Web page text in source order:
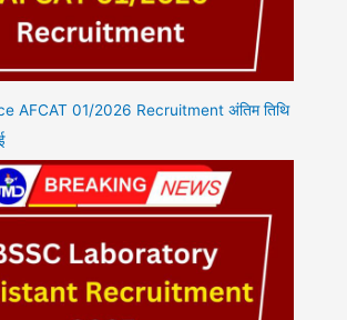
AFCAT 01/2026 Recruitment अंतिम तिथि